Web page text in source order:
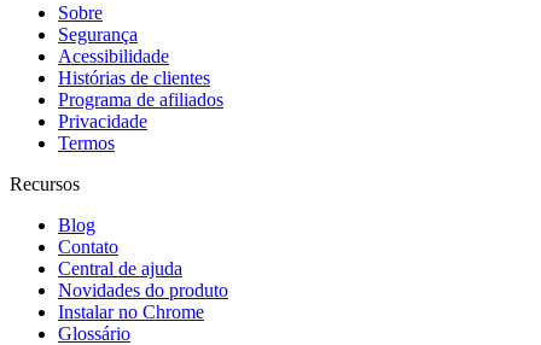
Sobre
Segurança
Acessibilidade
Histórias de clientes
Programa de afiliados
Privacidade
Termos
Recursos
Blog
Contato
Central de ajuda
Novidades do produto
Instalar no Chrome
Glossário